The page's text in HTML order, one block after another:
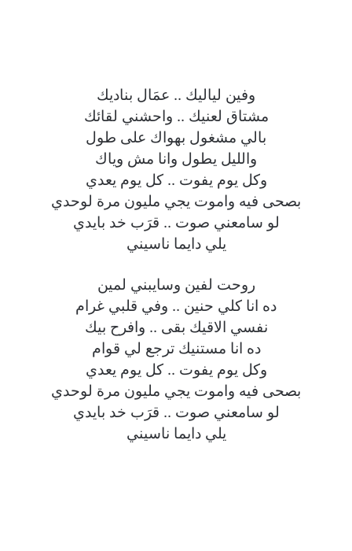
وفين لياليك .. عمَال بناديك
مشتاق لعنيك .. واحشني لقائك
بالي مشغول بهواك على طول
والليل يطول وانا مش وياك
وكل يوم يفوت .. كل يوم يعدي
بصحى فيه واموت يجي مليون مرة لوحدي
لو سامعني صوت .. قرَب خد بايدي
يلي دايما ناسيني
روحت لفين وسايبني لمين
ده انا كلي حنين .. وفي قلبي غرام
نفسي الاقيك بقى .. وافرح بيك
ده انا مستنيك ترجع لي قوام
وكل يوم يفوت .. كل يوم يعدي
بصحى فيه واموت يجي مليون مرة لوحدي
لو سامعني صوت .. قرَب خد بايدي
يلي دايما ناسيني